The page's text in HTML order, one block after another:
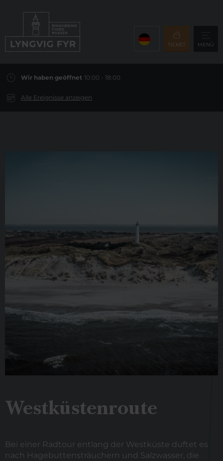
TICKET MENÜ
Wir haben geöffnet 10:00 - 18:00
Alle Ereignisse anzeigen
Westküstenroute
Bei einer Radtour entlang der Westküste duftet es
nach Hagebuttensträuchern und Salzwasser, die